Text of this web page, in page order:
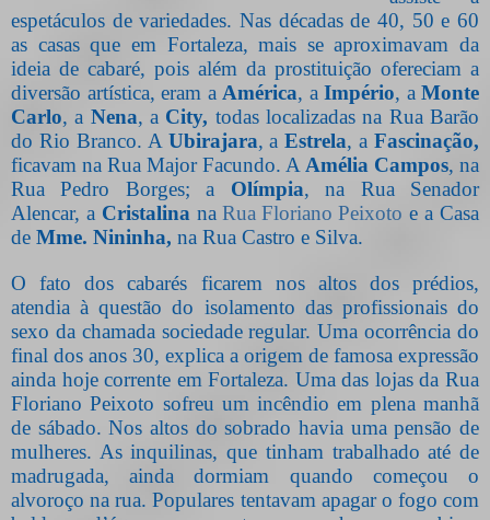
espetáculos de variedades. Nas décadas de 40, 50 e 60
as casas que em Fortaleza, mais se aproximavam da
ideia de cabaré, pois além da prostituição ofereciam a
diversão artística, eram a América, a Império, a Monte
Carlo, a Nena, a City, todas localizadas na Rua Barão
do Rio Branco. A Ubirajara, aEstrela, a Fascinação,
ficavam na Rua Major Facundo. A Amélia Campos, na
Rua Pedro Borges; a Olímpia, na Rua Senador
Alencar, a Cristalina naRua Floriano Peixoto e a Casa
de Mme. Nininha, na Rua Castro e Silva.
O fato dos cabarés ficarem nos altos dos prédios,
atendia à questão do isolamento das profissionais do
sexo da chamada sociedade regular. Uma ocorrência do
final dos anos 30, explica a origem de famosa expressão
ainda hoje corrente em Fortaleza. Uma das lojas da Rua
Floriano Peixoto sofreu um incêndio em plena manhã
de sábado. Nos altos do sobrado havia uma pensão de
mulheres. As inquilinas, que tinham trabalhado até de
madrugada, ainda dormiam quando começou o
alvoroço na rua. Populares tentavam apagar o fogo com